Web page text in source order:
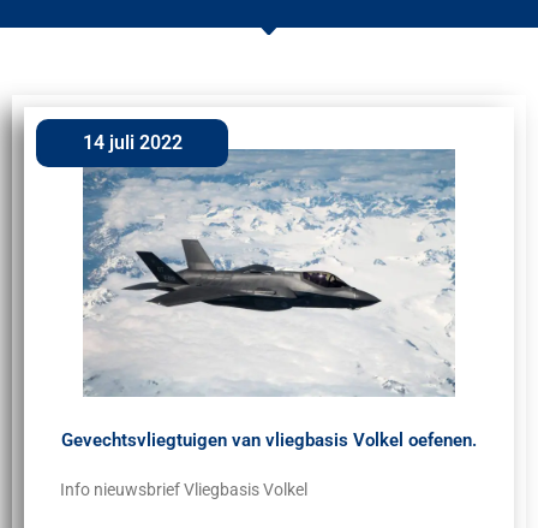
14 juli 2022
Gevechtsvliegtuigen van vliegbasis Volkel oefenen.
Info nieuwsbrief Vliegbasis Volkel